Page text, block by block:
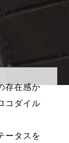
存在感か
コダイル
ータスを